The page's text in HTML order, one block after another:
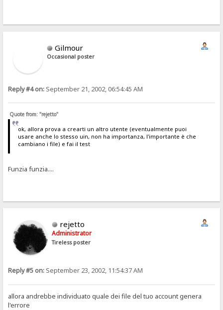
Gilmour
Occasional poster
Reply #4 on: September 21, 2002, 06:54:45 AM
Quote from: "rejetto"
ok, allora prova a crearti un altro utente (eventualmente puoi
usare anche lo stesso uin, non ha importanza, l'importante è che
cambiano i file) e fai il test
Funzia funzia....
rejetto
Administrator
Tireless poster
Reply #5 on: September 23, 2002, 11:54:37 AM
allora andrebbe individuato quale dei file del tuo account genera
l'errore